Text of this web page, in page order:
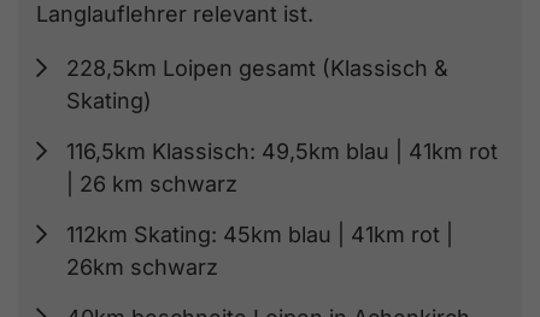
Langlauflehrer relevant ist.
228,5km Loipen gesamt (Klassisch &
Skating)
116,5km Klassisch: 49,5km blau | 41km rot
| 26 km schwarz
112km Skating: 45km blau | 41km rot |
26km schwarz